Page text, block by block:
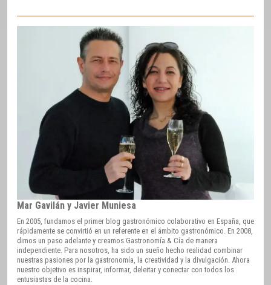
Mar Gavilán y Javier Muniesa
En 2005, fundamos el primer blog gastronómico colaborativo en España, que
rápidamente se convirtió en un referente en el ámbito gastronómico. En 2008,
dimos un paso adelante y creamos Gastronomía & Cía de manera
independiente. Para nosotros, ha sido un sueño hecho realidad combinar
nuestras pasiones por la gastronomía, la creatividad y la divulgación. Ahora
nuestro objetivo es inspirar, informar, deleitar y conectar con todos los
entusiastas de la cocina.